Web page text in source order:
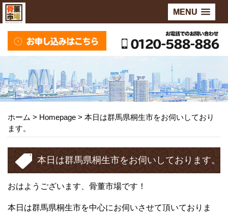
MENU
ホーム > Homepage > 本日は群馬県桐生市をお伺いしており
ます。
本日は群馬県桐生市をお伺いしております。
おはようございます、骨董市場です！
本日は群馬県桐生市を中心にお伺いさせて頂いておりま